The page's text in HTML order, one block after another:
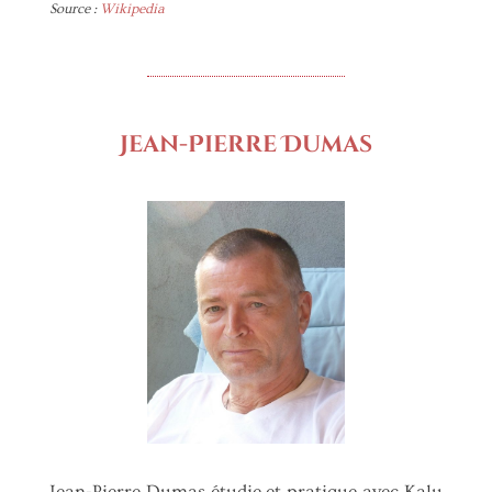
Source : Wikipedia
Jean-Pierre Dumas